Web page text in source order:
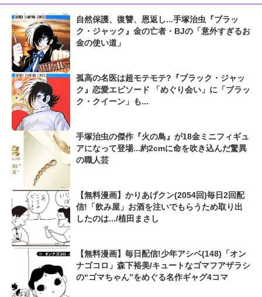
自然保護、復讐、恩返し...手塚治虫『ブラッ
ク・ジャック』金の亡者・BJの「意外すぎるお
金の使い道」
孤高の名医は超モテモテ?『ブラック・ジャッ
ク』恋愛エピソード 「めぐり会い」に「ブラッ
ク・クイーン」も...
手塚治虫の傑作『火の鳥』が18金ミニフィギュ
アになって登場...約2cmに命を吹き込んだ驚異
の職人芸
【無料漫画】かりあげクン(2054回)毎日2回配
信!「飲み屋」お酒を注いでもらうため取り出
したのは.../植田まさし
【無料漫画】毎日配信!少年アシベ(148)「オン
ナゴコロ」森下裕美/キュートなゴマフアザラシ
の“ゴマちゃん”をめぐる名作ギャグ4コマ